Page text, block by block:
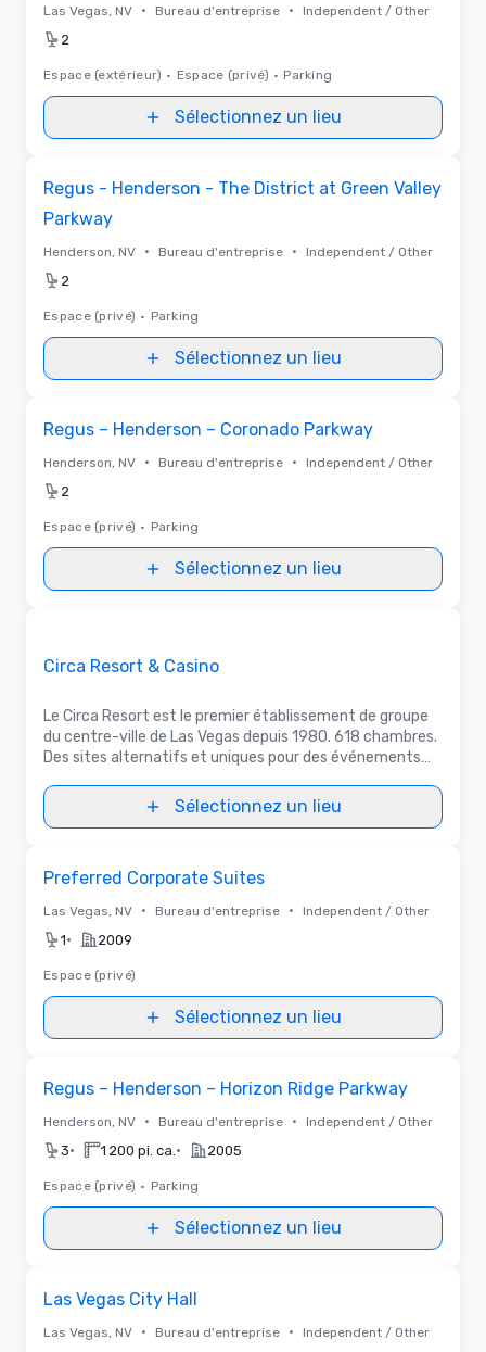
Las Vegas, NV • Bureau d'entreprise • Independent / Other
2
Espace (extérieur) • Espace (privé) • Parking
Sélectionnez un lieu
Regus - Henderson - The District at Green Valley
Parkway
Henderson, NV • Bureau d'entreprise • Independent / Other
2
Espace (privé) • Parking
Sélectionnez un lieu
Regus – Henderson – Coronado Parkway
Henderson, NV • Bureau d'entreprise • Independent / Other
2
Espace (privé) • Parking
Sélectionnez un lieu
Circa Resort & Casino
Le Circa Resort est le premier établissement de groupe
du centre-ville de Las Vegas depuis 1980. 618 chambres.
Des sites alternatifs et uniques pour des événements
000 places) et Legacy Club (200 places)
Sélectionnez un lieu
Preferred Corporate Suites
Las Vegas, NV • Bureau d'entreprise • Independent / Other
1• 2009
Espace (privé)
Sélectionnez un lieu
Regus – Henderson – Horizon Ridge Parkway
Henderson, NV • Bureau d'entreprise • Independent / Other
3• 1 200 pi. ca. • 2005
Espace (privé) • Parking
Sélectionnez un lieu
Las Vegas City Hall
Las Vegas, NV • Bureau d'entreprise • Independent / Other